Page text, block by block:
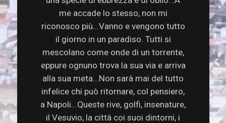
me accade lo stesso, non mi
riconosco più...Vanno e vengono tutto
il giorno in un paradiso. Tutti si
mescolano come onde di un torrente,
eppure ognuno trova la sua via e arriva
alla sua meta...Non sarà mai del tutto
infelice chi può ritornare, col pensiero,
a Napoli...Queste rive, golfi, insenature,
il Vesuvio, la città coi suoi dintorni, i